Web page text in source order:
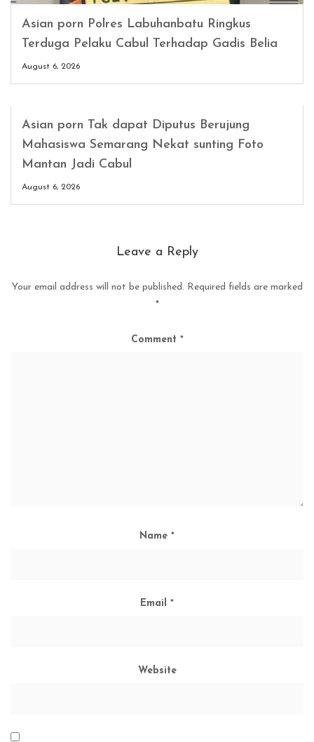
Asian porn Polres Labuhanbatu Ringkus
Terduga Pelaku Cabul Terhadap Gadis Belia
August 6, 2026
Asian porn Tak dapat Diputus Berujung
Mahasiswa Semarang Nekat sunting Foto
Mantan Jadi Cabul
August 6, 2026
Leave a Reply
Your email address will not be published. Required fields are marked
*
Comment *
Name *
Email *
Website